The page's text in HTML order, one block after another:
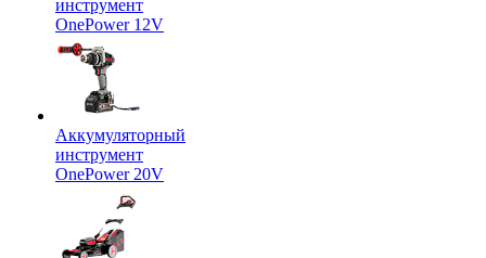
инструмент
OnePower 12V
Аккумуляторный
инструмент
OnePower 20V